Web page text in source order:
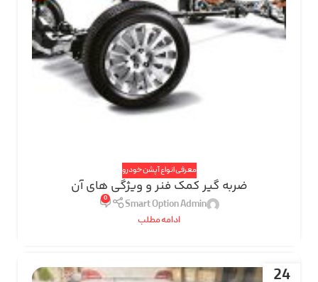
معرفی انواع آپشن خودرو
ضربه گیر کمک فنر و ویژگی های آن
Smart Option Admin
0
ادامه مطلب
24